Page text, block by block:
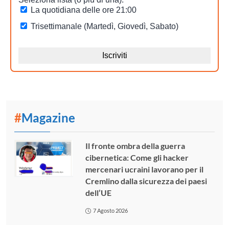
#Magazine
Il fronte ombra della guerra
cibernetica: Come gli hacker
mercenari ucraini lavorano per il
Cremlino dalla sicurezza dei paesi
dell’UE
7 Agosto 2026